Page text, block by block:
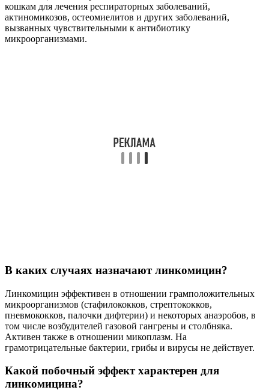
кошкам для лечения респираторных заболеваний,
актиномикозов, остеомиелитов и других заболеваний,
вызванных чувствительными к антибиотику
микроорганизмами.
В каких случаях назначают линкомицин?
Линкомицин эффективен в отношении грамположительных
микроорганизмов (стафилококков, стрептококков,
пневмококков, палочки дифтерии) и некоторых анаэробов, в
том числе возбудителей газовой гангрены и столбняка.
Активен также в отношении микоплазм. На
грамотрицательные бактерии, грибы и вирусы не действует.
Какой побочный эффект характерен для
линкомицина?